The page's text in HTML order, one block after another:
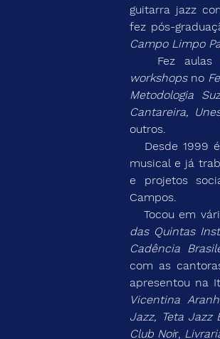
guitarra jazz
fez pós-
Campo Limpo
Fez
workshops no
Metodologia
Cantareira,
outros.
musical e já
e projetos
Campos.
Tocou em
das Quintas
Cadência
com as
apresentou na
Vicentina
Jazz, Teta Jazz
Club Noir,